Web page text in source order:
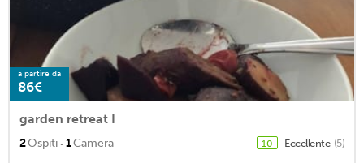
a partire da
86€
garden retreat I
2Ospiti · 1Camera 10 Eccellente (5)